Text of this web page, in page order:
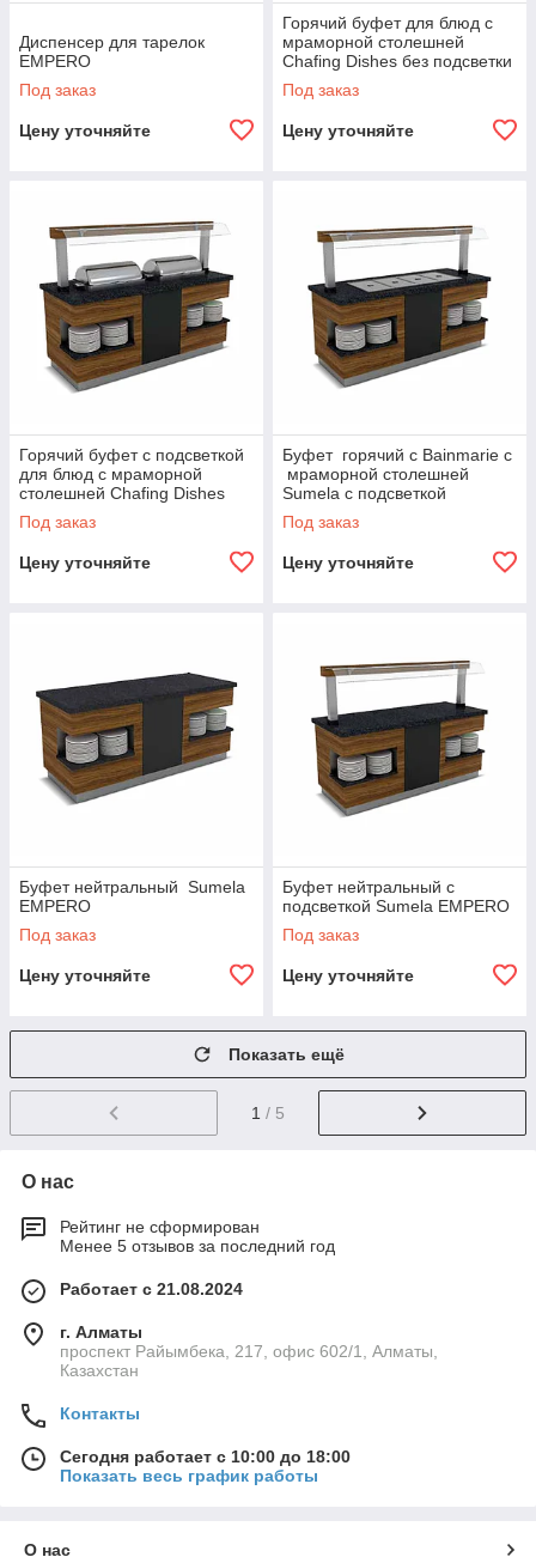
Диспенсер для тарелок
EMPERO
Под заказ
Цену уточняйте
Горячий буфет для блюд с
мраморной столешней
Chafing Dishes без подсветки
EMPERO
Под заказ
Цену уточняйте
Горячий буфет с подсветкой
для блюд с мраморной
столешней Chafing Dishes
EMPERO
Под заказ
Цену уточняйте
Буфет горячий с Bainmarie c
мраморной столешней
Sumela с подсветкой
EMPERO
Под заказ
Цену уточняйте
Буфет нейтральный Sumela
EMPERO
Под заказ
Цену уточняйте
Буфет нейтральный c
подсветкой Sumela EMPERO
Под заказ
Цену уточняйте
Показать ещё
1 / 5
О нас
Рейтинг не сформирован
Менее 5 отзывов за последний год
Работает с 21.08.2024
г. Алматы
проспект Райымбека, 217, офис 602/1, Алматы,
Казахстан
Контакты
Сегодня работает с 10:00 до 18:00
Показать весь график работы
О нас